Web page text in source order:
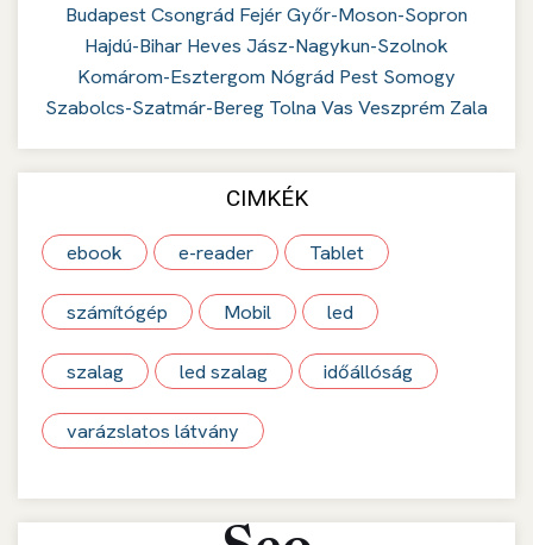
BudapestCsongrád FejérGyőr-Moson-Sopron
Hajdú-Bihar Heves Jász-Nagykun-Szolnok
Komárom-Esztergom Nógrád Pest Somogy
Szabolcs-Szatmár-Bereg Tolna Vas Veszprém Zala
CIMKÉK
ebook e-reader Tablet
számítógép Mobil led
szalag led szalag időállóság
varázslatos látvány